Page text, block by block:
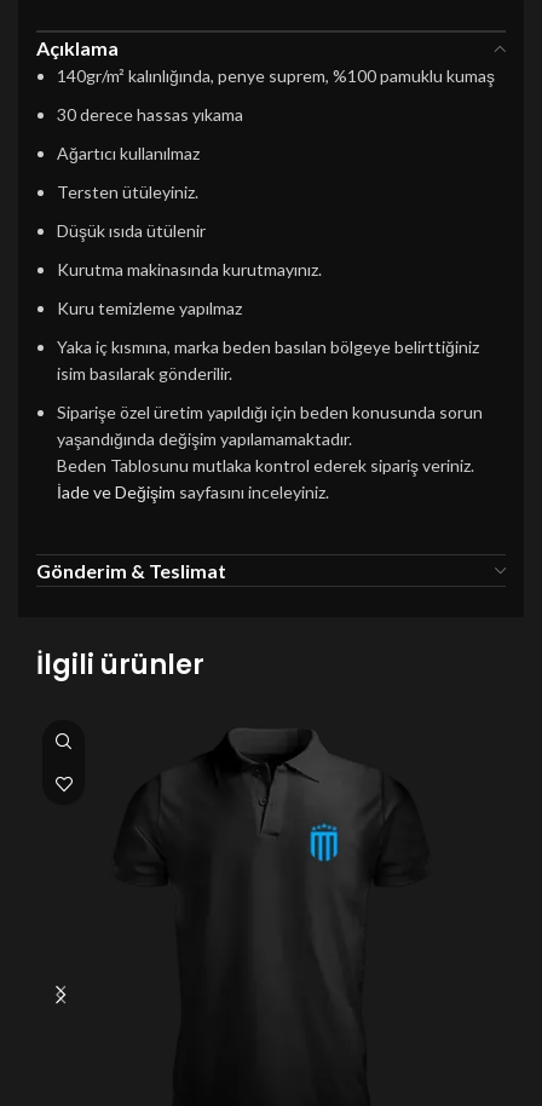
Açıklama
140gr/m² kalınlığında, penye suprem, %100 pamuklu kumaş
30 derece hassas yıkama
Ağartıcı kullanılmaz
Tersten ütüleyiniz.
Düşük ısıda ütülenir
Kurutma makinasında kurutmayınız.
Kuru temizleme yapılmaz
Yaka iç kısmına, marka beden basılan bölgeye belirttiğiniz
isim basılarak gönderilir.
Siparişe özel üretim yapıldığı için beden konusunda sorun
yaşandığında değişim yapılamamaktadır.
Beden Tablosunu mutlaka kontrol ederek sipariş veriniz.
İade ve Değişim sayfasını inceleyiniz.
Gönderim & Teslimat
İlgili ürünler